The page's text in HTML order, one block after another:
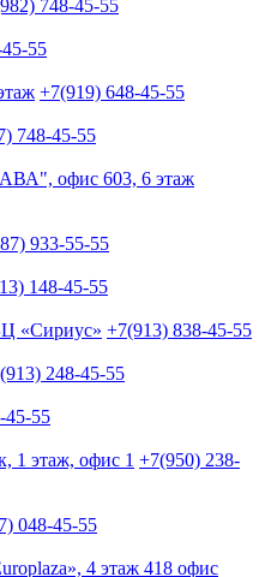
748-45-55
55
+7(919) 648-45-55
748-45-55
офис 603, 6 этаж
933-55-55
148-45-55
«Сириус» +7(913) 838-45-55
248-45-55
45-55
1 этаж, офис 1 +7(950) 238-
048-45-55
4 этаж 418 офис